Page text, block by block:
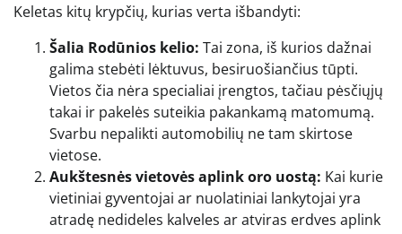
Keletas kitų krypčių, kurias verta išbandyti:
Šalia Rodūnios kelio: Tai zona, iš kurios dažnai
galima stebėti lėktuvus, besiruošiančius tūpti.
Vietos čia nėra specialiai įrengtos, tačiau pėsčiųjų
takai ir pakelės suteikia pakankamą matomumą.
Svarbu nepalikti automobilių ne tam skirtose
vietose.
Aukštesnės vietovės aplink oro uostą: Kai kurie
vietiniai gyventojai ar nuolatiniai lankytojai yra
atradę nedideles kalveles ar atviras erdves aplink